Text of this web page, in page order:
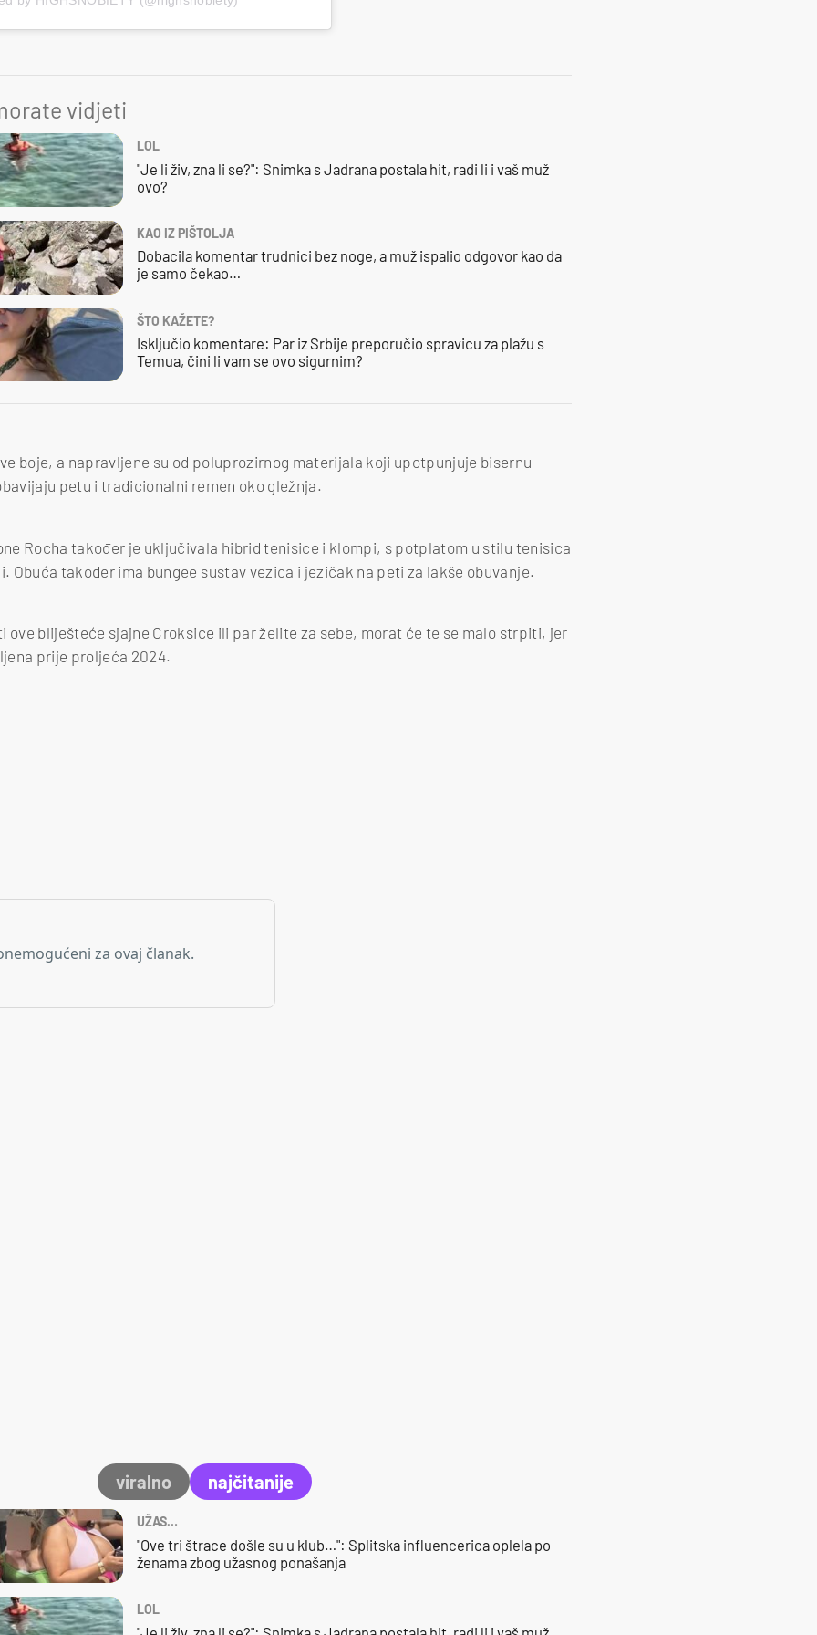
vidjeti
LOL
"Je li živ, zna li se?": Snimka s Jadrana postala hit, radi li i vaš muž
ovo?
KAO IZ PIŠTOLJA
Dobacila komentar trudnici bez noge, a muž ispalio odgovor kao da
je samo čekao…
ŠTO KAŽETE?
Isključio komentare: Par iz Srbije preporučio spravicu za plažu s
Temua, čini li vam se ovo sigurnim?
boje, a napravljene su od poluprozirnog materijala koji upotpunjuje bisernu
petu i tradicionalni remen oko gležnja.
Rocha također je uključivala hibrid tenisice i klompi, s potplatom u stilu tenisica
Obuća također ima bungee sustav vezica i jezičak na peti za lakše obuvanje.
ove bliješteće sjajne Croksice ili par želite za sebe, morat će te se malo strpiti, jer
prije proljeća 2024.
za ovaj članak.
viralno najčitanije
UŽAS…
"Ove tri štrace došle su u klub…": Splitska influencerica oplela po
ženama zbog užasnog ponašanja
LOL